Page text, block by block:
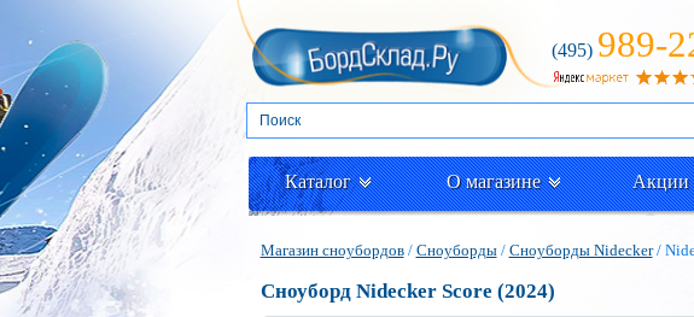
(495) 989-
Каталог О магазине Акции
Магазин сноубордов/ Сноуборды/ Сноуборды Nidecker/
Сноуборд Nidecker Score (2024)